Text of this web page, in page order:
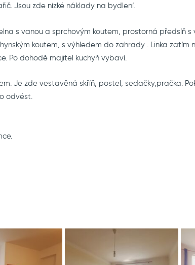
Jsou zde nízké náklady na bydlení.
s vanou a sprchovým koutem, prostorná předsíň s
koutem, s výhledem do zahrady . Linka zatím
Po dohodě majitel kuchyň vybaví.
Je zde vestavěná skříň, postel, sedačky,pračka.
odvést.